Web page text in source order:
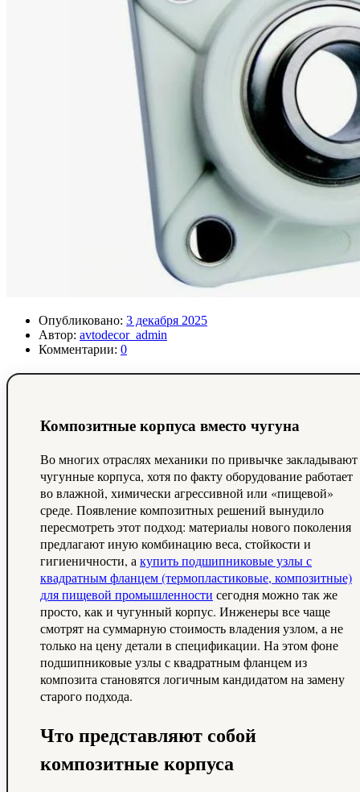
Опубликовано: 3 декабря 2025
Автор: avtodecor_admin
Комментарии: 0
Композитные корпуса вместо чугуна
Во многих отраслях механики по привычке закладывают
чугунные корпуса, хотя по факту оборудование работает
во влажной, химически агрессивной или «пищевой»
среде. Появление композитных решений вынудило
пересмотреть этот подход: материалы нового поколения
предлагают иную комбинацию веса, стойкости и
гигиеничности, акупить подшипниковые узлы с
квадратным фланцем (термопластиковые, композитные)
для пищевой промышленности сегодня можно так же
просто, как и чугунный корпус. Инженеры все чаще
смотрят на суммарную стоимость владения узлом, а не
только на цену детали в спецификации. На этом фоне
подшипниковые узлы с квадратным фланцем из
композита становятся логичным кандидатом на замену
старого подхода.
Что представляют собой
композитные корпуса